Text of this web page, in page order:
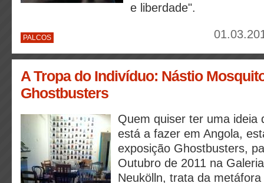
e liberdade".
PALCOS
A Tropa do Indivíduo: Nástio
Ghostbusters
Quem quiser ter uma ideia
está a fazer em Angola,
exposição Ghostbusters,
Outubro de 2011 na
Neukölln, trata da